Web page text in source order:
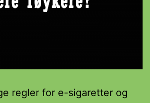
regler for e-sigaretter og